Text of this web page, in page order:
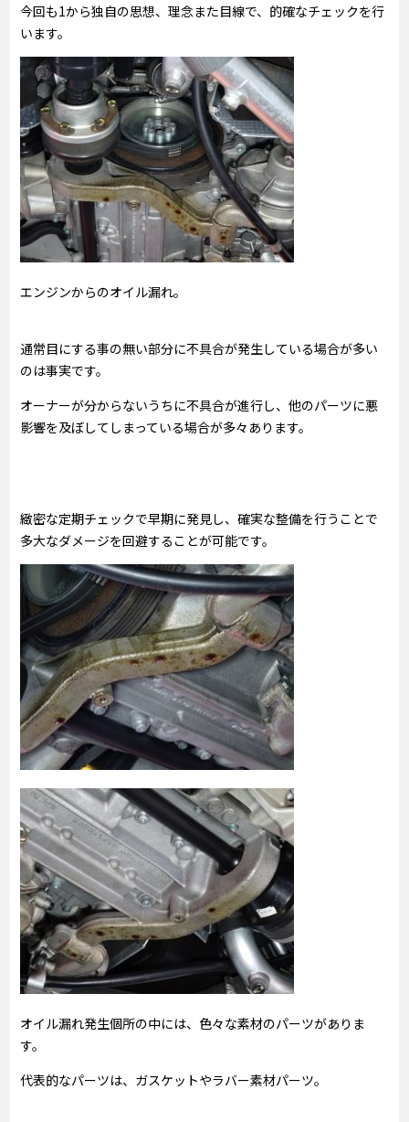
今回も1から独自の思想、理念また目線で、的確なチェックを行
います。
エンジンからのオイル漏れ。
通常目にする事の無い部分に不具合が発生している場合が多い
のは事実です。
オーナーが分からないうちに不具合が進行し、他のパーツに悪
影響を及ぼしてしまっている場合が多々あります。
緻密な定期チェックで早期に発見し、確実な整備を行うことで
多大なダメージを回避することが可能です。
オイル漏れ発生個所の中には、色々な素材のパーツがありま
す。
代表的なパーツは、ガスケットやラバー素材パーツ。